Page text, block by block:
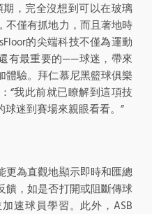
，完全沒想到可以在玻璃
不僅有抓地力，而且著地時
的尖端科技不僅為運動
有最重要的——球迷，帶來
體驗。拜仁慕尼黑籃球俱樂
“我此前就已瞭解到這項技
迷到賽場來親眼看看。”
更為直觀地顯示即時和匯總
饋，如是否打開或阻斷傳球
速球員學習。此外，ASB